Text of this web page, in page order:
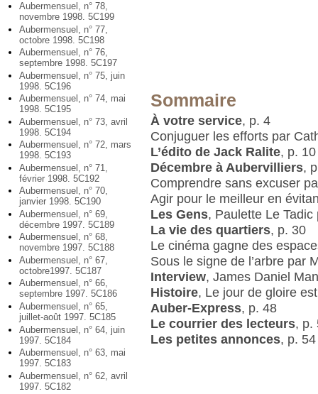
Aubermensuel, n° 78,
novembre 1998. 5C199
Aubermensuel, n° 77,
octobre 1998. 5C198
Aubermensuel, n° 76,
septembre 1998. 5C197
Aubermensuel, n° 75, juin
1998. 5C196
Aubermensuel, n° 74, mai
1998. 5C195
Aubermensuel, n° 73, avril
1998. 5C194
Aubermensuel, n° 72, mars
1998. 5C193
Aubermensuel, n° 71,
février 1998. 5C192
Aubermensuel, n° 70,
janvier 1998. 5C190
Aubermensuel, n° 69,
décembre 1997. 5C189
Aubermensuel, n° 68,
novembre 1997. 5C188
Aubermensuel, n° 67,
octobre1997. 5C187
Aubermensuel, n° 66,
septembre 1997. 5C186
Aubermensuel, n° 65,
juillet-août 1997. 5C185
Aubermensuel, n° 64, juin
1997. 5C184
Aubermensuel, n° 63, mai
1997. 5C183
Aubermensuel, n° 62, avril
1997. 5C182
Sommaire
À votre service, p. 4
Conjuguer les efforts par
L’édito de Jack Ralite, p. 10
Décembre à Aubervilliers,
Comprendre sans excuser
Agir pour le meilleur en
Les Gens, Paulette Le
La vie des quartiers, p. 30
Le cinéma gagne des
Sous le signe de l’arbre par
Interview, James Daniel
Histoire, Le jour de gloire
Auber-Express, p. 48
Le courrier des lecteurs, p.
Les petites annonces, p. 54